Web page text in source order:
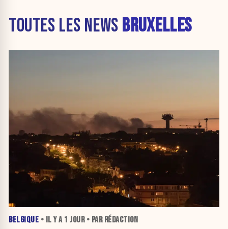
TOUTES LES NEWS BRUXELLES
BELGIQUE • IL Y A 1 JOUR• PAR RÉDACTION